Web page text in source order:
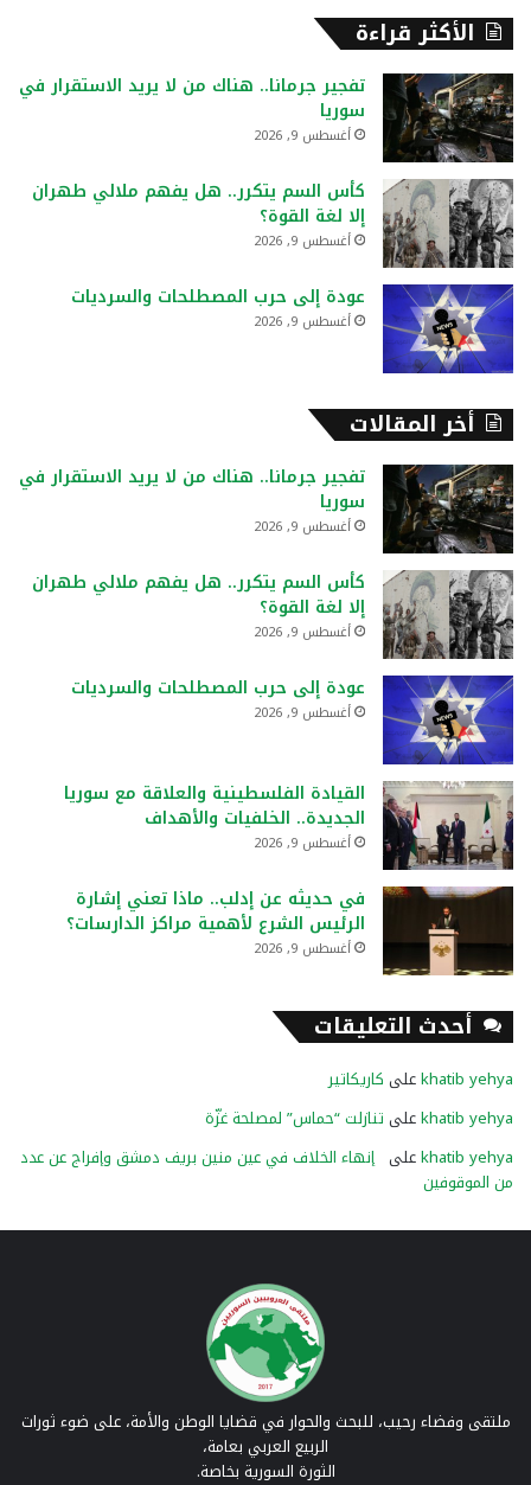
ن
الأكثر قراءة
تفجير جرمانا.. هناك من لا يريد الاستقرار في
سوريا
أغسطس 9, 2026
كأس السم يتكرر.. هل يفهم ملالي طهران
إلا لغة القوة؟
أغسطس 9, 2026
عودة إلى حرب المصطلحات والسرديات
أغسطس 9, 2026
أخر المقالات
تفجير جرمانا.. هناك من لا يريد الاستقرار في
سوريا
أغسطس 9, 2026
كأس السم يتكرر.. هل يفهم ملالي طهران
إلا لغة القوة؟
أغسطس 9, 2026
عودة إلى حرب المصطلحات والسرديات
أغسطس 9, 2026
القيادة الفلسطينية والعلاقة مع سوريا
الجديدة.. الخلفيات والأهداف
أغسطس 9, 2026
في حديثه عن إدلب.. ماذا تعني إشارة
الرئيس الشرع لأهمية مراكز الدارسات؟
أغسطس 9, 2026
أحدث التعليقات
khatib yehyaعلى كاريكاتير
khatib yehyaعلى تنازلت “حماس” لمصلحة غزّة
khatib yehyaعلى إنهاء الخلاف في عين منين بريف دمشق وإفراج عن عدد
من الموقوفين
ملتقى وفضاء رحيب، للبحث والحوار في قضايا الوطن والأمة، على ضوء ثورات
الربيع العربي بعامة،
الثورة السورية بخاصة.